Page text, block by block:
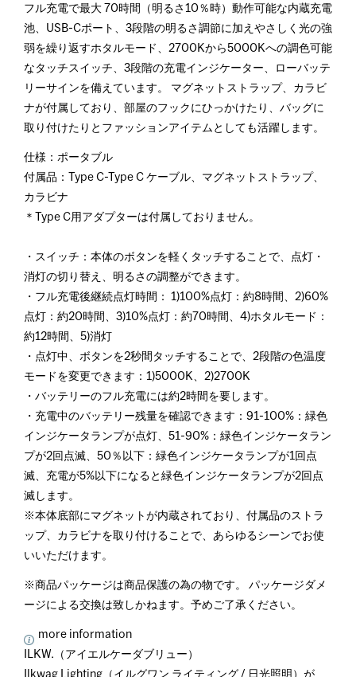
フル充電で最大 70時間（明るさ10％時）動作可能な内蔵充電
池、USB-Cポート、3段階の明るさ調節に加えやさしく光の強
弱を繰り返すホタルモード、2700Kから5000Kへの調色可能
なタッチスイッチ、3段階の充電インジケーター、ローバッテ
リーサインを備えています。 マグネットストラップ、カラビ
ナが付属しており、部屋のフックにひっかけたり、バッグに
取り付けたりとファッションアイテムとしても活躍します。
仕様：ポータブル
付属品：Type C-Type C ケーブル、マグネットストラップ、
カラビナ
＊Type C用アダプターは付属しておりません。
・スイッチ：本体のボタンを軽くタッチすることで、点灯・
消灯の切り替え、明るさの調整ができます。
・フル充電後継続点灯時間： 1)100%点灯：約8時間、2)60%
点灯：約20時間、3)10%点灯：約70時間、4)ホタルモード：
約12時間、5)消灯
・点灯中、ボタンを2秒間タッチすることで、2段階の色温度
モードを変更できます：1)5000K、2)2700K
・バッテリーのフル充電には約2時間を要します。
・充電中のバッテリー残量を確認できます：91-100%：緑色
インジケータランプが点灯、51-90%：緑色インジケータラン
プが2回点滅、50％以下：緑色インジケータランプが1回点
滅、充電が5%以下になると緑色インジケータランプが2回点
滅します。
※本体底部にマグネットが内蔵されており、付属品のストラ
ップ、カラビナを取り付けることで、あらゆるシーンでお使
いいただけます。
※商品パッケージは商品保護の為の物です。 パッケージダメ
ージによる交換は致しかねます。予めご了承ください。
more information
ILKW.（アイエルケーダブリュー）
Ilkwag Lighting（イルグワン ライティング / 日光照明）が